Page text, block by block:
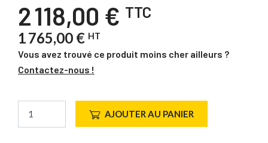
2 118,00 € TTC
1 765,00 € HT
Vous avez trouvé ce produit moins cher ailleurs ?
Contactez-nous !
AJOUTER AU PANIER